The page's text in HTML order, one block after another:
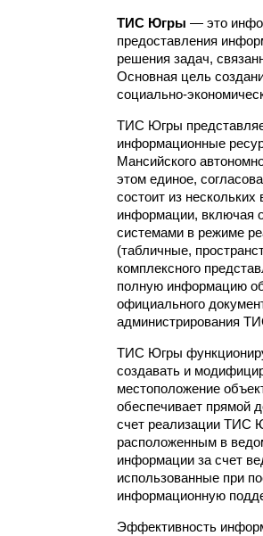
ТИС Югры — это
предоставления
решения задач,
Основная цель
социально-
ТИС Югры
информационные
Мансийского
этом единое,
состоит из
информации, включая
системами в режиме
(табличные,
комплексного
полную информацию
официального
администрирования
ТИС Югры
создавать и
местоположение
обеспечивает прямой
счет реализации ТИС
расположенным в
информации за счет
использованные при
информационную
Эффективность